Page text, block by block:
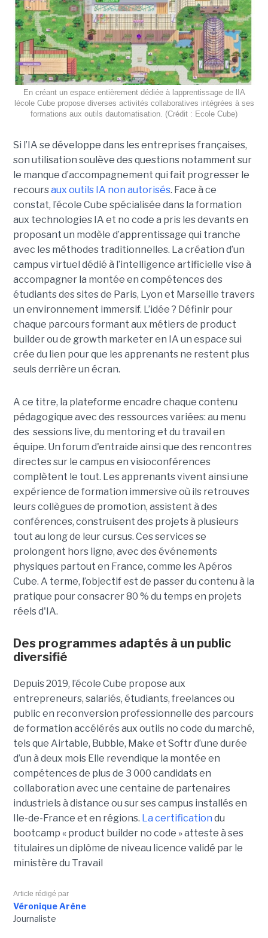
En créant un espace entièrement dédiée à lapprentissage de lIA
lécole Cube propose diverses activités collaboratives intégrées à ses
formations aux outils dautomatisation. (Crédit : Ecole Cube)
Si l’IA se développe dans les entreprises françaises,
son utilisation soulève des questions notamment sur
le manque d’accompagnement qui fait progresser le
recoursaux outils IA non autorisés. Face à ce
constat, l’école Cube spécialisée dans la formation
aux technologies IA et no code a pris les devants en
proposant un modèle d’apprentissage qui tranche
avec les méthodes traditionnelles. La création d’un
campus virtuel dédié à l’intelligence artificielle vise à
accompagner la montée en compétences des
étudiants des sites de Paris, Lyon et Marseille travers
un environnement immersif. L’idée ? Définir pour
chaque parcours formant aux métiers de product
builder ou de growth marketer en IA un espace sui
crée du lien pour que les apprenants ne restent plus
seuls derrière un écran.
A ce titre, la plateforme encadre chaque contenu
pédagogique avec des ressources variées: au menu
des sessions live, du mentoring et du travail en
équipe. Un forum d'entraide ainsi que des rencontres
directes sur le campus en visioconférences
complètent le tout. Les apprenants vivent ainsi une
expérience de formation immersive où ils retrouves
leurs collègues de promotion, assistent à des
conférences, construisent des projets à plusieurs
tout au long de leur cursus. Ces services se
prolongent hors ligne, avec des événements
physiques partout en France, comme les Apéros
Cube. A terme, l’objectif est de passer du contenu à la
pratique pour consacrer 80 % du temps en projets
réels d'IA.
Des programmes adaptés à un public
diversifié
Depuis 2019, l’école Cube propose aux
entrepreneurs, salariés, étudiants, freelances ou
public en reconversion professionnelle des parcours
de formation accélérés aux outils no code du marché,
tels que Airtable, Bubble, Make et Softr d’une durée
d’un à deux mois Elle revendique la montée en
compétences de plus de 3 000 candidats en
collaboration avec une centaine de partenaires
industriels à distance ou sur ses campus installés en
Ile-de-France et en régions. La certification du
bootcamp « product builder no code » atteste à ses
titulaires un diplôme de niveau licence validé par le
ministère du Travail
Article rédigé par
Véronique Arène
Journaliste